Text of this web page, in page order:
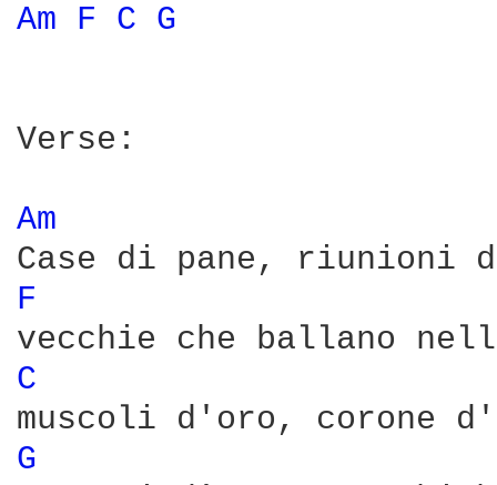
Am F C G
Verse:
Am
F
C
G